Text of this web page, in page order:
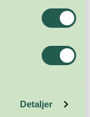
Detaljer